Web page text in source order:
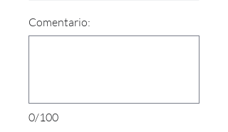
0/100
Comentario: